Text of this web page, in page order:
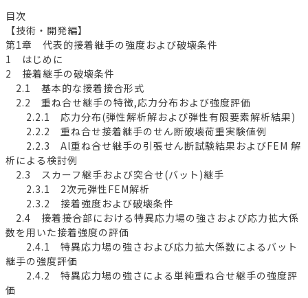
目次
【技術・開発編】
第1章 代表的接着継手の強度および破壊条件
1 はじめに
2 接着継手の破壊条件
2.1 基本的な接着接合形式
2.2 重ね合せ継手の特徴,応力分布および強度評価
2.2.1 応力分布(弾性解析解および弾性有限要素解析結果)
2.2.2 重ね合せ接着継手のせん断破壊荷重実験値例
2.2.3 Al重ね合せ継手の引張せん断試験結果およびFEM 解
析による検討例
2.3 スカーフ継手および突合せ(バット)継手
2.3.1 2次元弾性FEM解析
2.3.2 接着強度および破壊条件
2.4 接着接合部における特異応力場の強さおよび応力拡大係
数を用いた接着強度の評価
2.4.1 特異応力場の強さおよび応力拡大係数によるバット
継手の強度評価
2.4.2 特異応力場の強さによる単純重ね合せ継手の強度評
価